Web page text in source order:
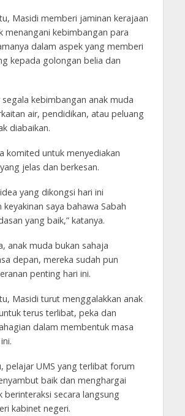
Masidi memberi jaminan kerajaan
menangani kebimbangan para
dalam aspek yang memberi
kepada golongan belia dan
segala kebimbangan anak muda
air, pendidikan, atau peluang
diabaikan.
komited untuk menyediakan
jelas dan berkesan.
yang dikongsi hari ini
keyakinan saya bahawa Sabah
yang baik,” katanya.
anak muda bukan sahaja
depan, mereka sudah pun
penting hari ini.
Masidi turut menggalakkan anak
terus terlibat, peka dan
dalam membentuk masa
pelajar UMS yang terlibat forum
baik dan menghargai
berinteraksi secara langsung
kabinet negeri.